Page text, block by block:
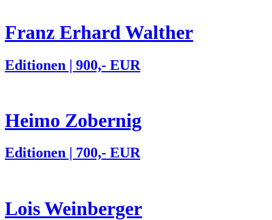
Franz Erhard Walther
Editionen | 900,- EUR
Heimo Zobernig
Editionen | 700,- EUR
Lois Weinberger